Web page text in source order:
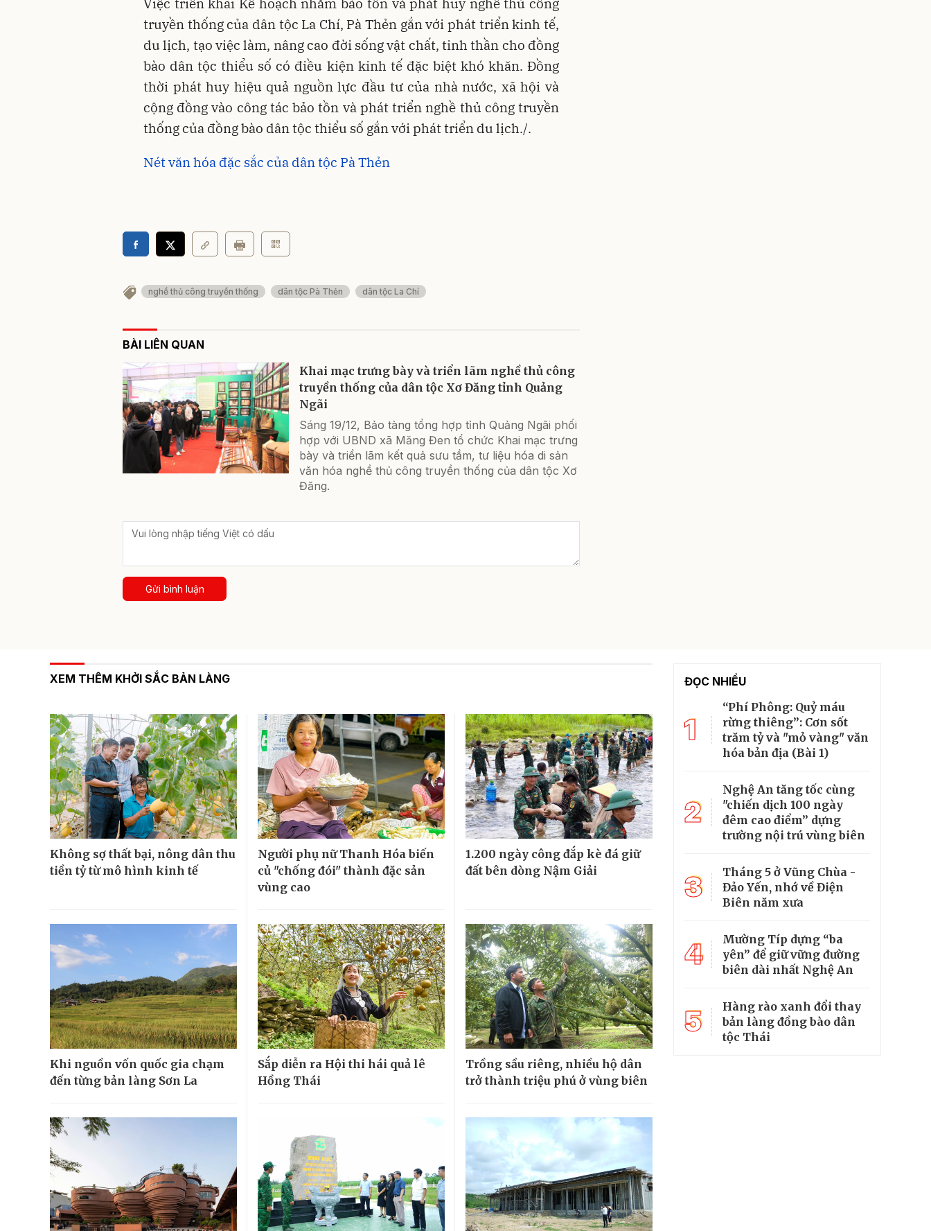
Việc triển khai Kế hoạch nhằm bảo tồn và phát huy nghề thủ công
truyền thống của dân tộc La Chí, Pà Thẻn gắn với phát triển kinh tế,
du lịch, tạo việc làm, nâng cao đời sống vật chất, tinh thần cho đồng
bào dân tộc thiểu số có điều kiện kinh tế đặc biệt khó khăn. Đồng
thời phát huy hiệu quả nguồn lực đầu tư của nhà nước, xã hội và
cộng đồng vào công tác bảo tồn và phát triển nghề thủ công truyền
thống của đồng bào dân tộc thiểu số gắn với phát triển du lịch./.
Nét văn hóa đặc sắc của dân tộc Pà Thẻn
nghề thủ công truyền thống dân tộc Pà Thẻn dân tộc La Chí
BÀI LIÊN QUAN
Khai mạc trưng bày và triển lãm nghề thủ công
truyền thống của dân tộc Xơ Đăng tỉnh Quảng
Ngãi
Sáng 19/12, Bảo tàng tổng hợp tỉnh Quảng Ngãi phối
hợp với UBND xã Măng Đen tổ chức Khai mạc trưng
bày và triển lãm kết quả sưu tầm, tư liệu hóa di sản
văn hóa nghề thủ công truyền thống của dân tộc Xơ
Đăng.
Gửi bình luận
XEM THÊM KHỞI SẮC BẢN LÀNG
Không sợ thất bại, nông dân thu
tiền tỷ từ mô hình kinh tế
Người phụ nữ Thanh Hóa biến
củ "chống đói" thành đặc sản
vùng cao
1.200 ngày công đắp kè đá giữ
đất bên dòng Nậm Giải
Khi nguồn vốn quốc gia chạm
đến từng bản làng Sơn La
Sắp diễn ra Hội thi hái quả lê
Hồng Thái
Trồng sầu riêng, nhiều hộ dân
trở thành triệu phú ở vùng biên
ĐỌC NHIỀU
1
“Phí Phông: Quỷ máu
rừng thiêng”: Cơn sốt
trăm tỷ và "mỏ vàng" văn
hóa bản địa (Bài 1)
2
Nghệ An tăng tốc cùng
"chiến dịch 100 ngày
đêm cao điểm” dựng
trường nội trú vùng biên
3
Tháng 5 ở Vũng Chùa -
Đảo Yến, nhớ về Điện
Biên năm xưa
4
Mường Típ dựng “ba
yên” để giữ vững đường
biên dài nhất Nghệ An
5
Hàng rào xanh đổi thay
bản làng đồng bào dân
tộc Thái